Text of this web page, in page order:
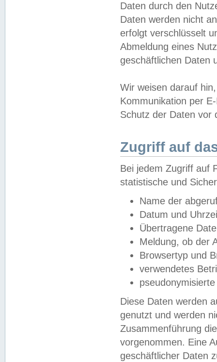
Daten durch den
Daten werden nicht
erfolgt verschlüsselt
Abmeldung eines
geschäftlichen Daten
Wir weisen darauf
Kommunikation per
Schutz der Daten vor
Zugriff auf
Bei jedem Zugriff auf
statistische und
Name der
Datum und
Übertragene
Meldung, ob der
Browsertyp und
verwendetes
Diese Daten werden
genutzt und werden
Zusammenführung
vorgenommen. Eine
geschäftlicher Daten